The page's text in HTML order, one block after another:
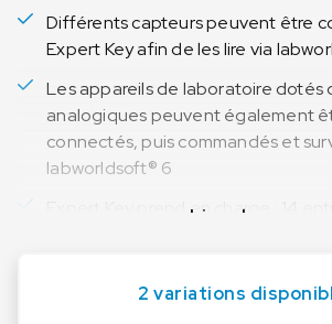
Différents capteurs peuvent être
Expert Key afin de les lire via
Les appareils de laboratoire dotés
analogiques peuvent également
connectés, puis commandés et
labworldsoft® 6
Expert Key prend en charge : 14
Cordon d’alimentation équipé
Lire plus
2 variations